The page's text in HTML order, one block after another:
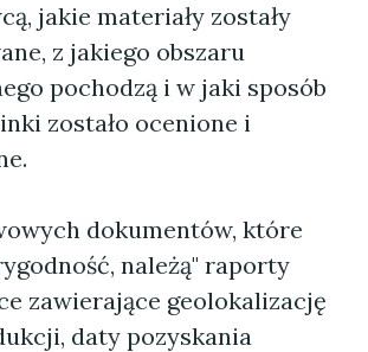
jakie materiały zostały
z jakiego obszaru
pochodzą i w jaki sposób
zostało ocenione i
dokumentów, które
należą" raporty
zawierające geolokalizację
daty pozyskania